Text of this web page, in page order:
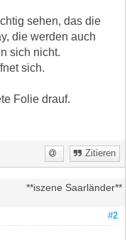
sehen, das die
die werden auch
sich nicht.
sich.
Folie drauf.
Zitieren
**iszene Saarländer**
#2